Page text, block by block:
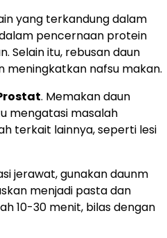
yang terkandung dalam
pencernaan protein
Selain itu, rebusan daun
nafsu makan.
. Memakan daun
mengatasi masalah
terkait lainnya, seperti lesi
jerawat, gunakan daunm
menjadi pasta dan
10-30 menit, bilas dengan